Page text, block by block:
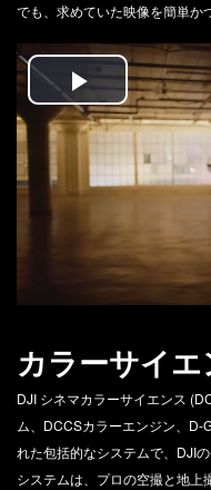
でも、求めていた映像を簡単か
Play
Video
カラーサイエ
DJI シネマカラーサイエンス
ム、DCCSカラーエンジン、D-
れた包括的なシステムで、DJI
システムは、プロの空撮と地